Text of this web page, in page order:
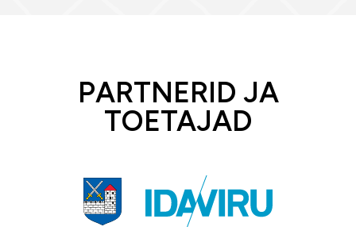
PARTNERID JA
TOETAJAD